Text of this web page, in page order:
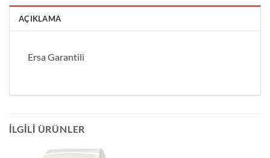
AÇIKLAMA
Ersa Garantili
İLGILI ÜRÜNLER